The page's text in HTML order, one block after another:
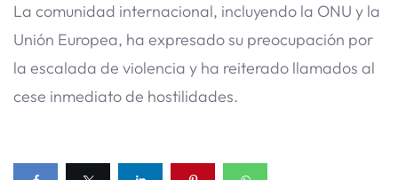
La comunidad internacional, incluyendo la ONU y la
Unión Europea, ha expresado su preocupación por
la escalada de violencia y ha reiterado llamados al
cese inmediato de hostilidades.